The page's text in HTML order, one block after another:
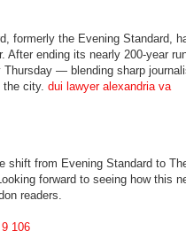
formerly the Evening Standard,
After ending its nearly 200-year
Thursday — blending sharp
the city. dui lawyer alexandria va
shift from Evening Standard to
forward to seeing how this
readers.
106